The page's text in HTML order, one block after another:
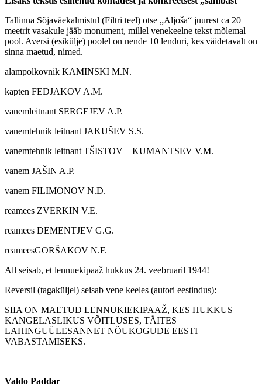
Tallinna Sõjaväekalmistul (Filtri teel) otse „Aljoša“ juurest ca 20
meetrit vasakule jääb monument, millel venekeelne tekst mõlemal
pool. Aversi (esikülje) poolel on nende 10 lenduri, kes väidetavalt on
sinna maetud, nimed.
alampolkovnik KAMINSKI M.N.
kapten FEDJAKOV A.M.
vanemleitnant SERGEJEV A.P.
vanemtehnik leitnant JAKUŠEV S.S.
vanemtehnik leitnant TŠISTOV – KUMANTSEV V.M.
vanem JAŠIN A.P.
vanem FILIMONOV N.D.
reamees ZVERKIN V.E.
reamees DEMENTJEV G.G.
reameesGORŠAKOV N.F.
All seisab, et lennuekipaaž hukkus 24. veebruaril 1944!
Reversil (tagaküljel) seisab vene keeles (autori eestindus):
SIIA ON MAETUD LENNUKIEKIPAAŽ, KES HUKKUS
KANGELASLIKUS VÕITLUSES, TÄITES
LAHINGUÜLESANNET NÕUKOGUDE EESTI
VABASTAMISEKS.
Valdo Paddar